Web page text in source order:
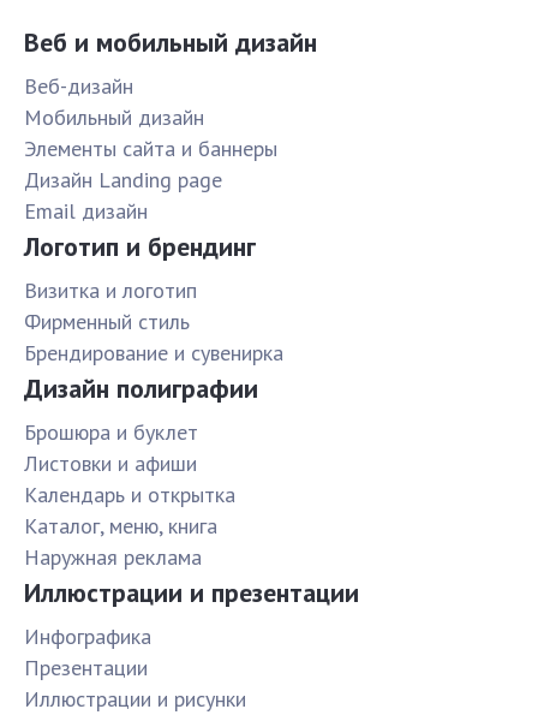
Веб и мобильный дизайн
Веб-дизайн
Мобильный дизайн
Элементы сайта и баннеры
Дизайн Landing page
Email дизайн
Логотип и брендинг
Визитка и логотип
Фирменный стиль
Брендирование и сувенирка
Дизайн полиграфии
Брошюра и буклет
Листовки и афиши
Календарь и открытка
Каталог, меню, книга
Наружная реклама
Иллюстрации и презентации
Инфографика
Презентации
Иллюстрации и рисунки